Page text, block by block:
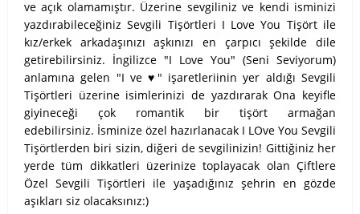
ve açık olamamıştır. Üzerine sevgiliniz ve kendi isminizi
yazdırabileceğiniz Sevgili Tişörtleri I Love You Tişört ile
kız/erkek arkadaşınızı aşkınızı en çarpıcı şekilde dile
getirebilirsiniz. İngilizce "I Love You" (Seni Seviyorum)
anlamına gelen "I ve ♥" işaretleriinin yer aldığı Sevgili
Tişörtleri üzerine isimlerinizi de yazdırarak Ona keyifle
giyineceği çok romantik bir tişört armağan
edebilirsiniz. İsminize özel hazırlanacak I LOve You Sevgili
Tişörtlerden biri sizin, diğeri de sevgilinizin! Gittiğiniz her
yerde tüm dikkatleri üzerinize toplayacak olan Çiftlere
Özel Sevgili Tişörtleri ile yaşadığınız şehrin en gözde
aşıkları siz olacaksınız:)